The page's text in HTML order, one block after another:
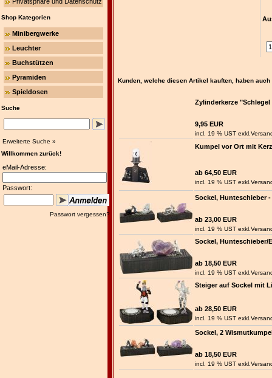
Shop Kategorien
Minibergwerke
Leuchter
Buchstützen
Pyramiden
Spieldosen
Suche
Erweiterte Suche »
Willkommen zurück!
eMail-Adresse:
Passwort:
Passwort vergessen?
Kunden, welche diesen Artikel kauften, haben
Zylinderkerze "Schlegel
9,95 EUR
incl. 19 % UST exkl.
Kumpel vor Ort mit
ab 64,50 EUR
incl. 19 % UST exkl.
Sockel, Hunteschieber
ab 23,00 EUR
incl. 19 % UST exkl.
Sockel, Hunteschieber/
ab 18,50 EUR
incl. 19 % UST exkl.
Steiger auf Sockel mit
ab 28,50 EUR
incl. 19 % UST exkl.
Sockel, 2
ab 18,50 EUR
incl. 19 % UST exkl.